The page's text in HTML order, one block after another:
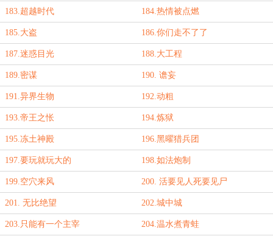
183.超越时代 184.热情被点燃
185.大盗 186.你们走不了了
187.迷惑目光 188.大工程
189.密谋 190. 谵妄
191.异界生物 192.动粗
193.帝王之怅 194.炼狱
195.冻土神殿 196.黑曜猎兵团
197.要玩就玩大的 198.如法炮制
199.空穴来风 200. 活要见人死要见尸
201. 无比绝望 202.城中城
203.只能有一个主宰 204.温水煮青蛙